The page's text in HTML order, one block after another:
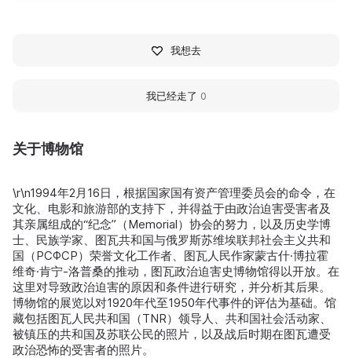
关于博物馆
\r\n1994年2月16日，根据国家国有资产管理委员会的命令，在
文化、电影和旅游部的支持下，并得益于由政治迫害受害者及
其亲属组成的“纪念”（Memorial）协会的努力，以及历史学博
士、民族学家、图瓦共和国与俄罗斯苏维埃联邦社会主义共和
国（РСФСР）荣誉文化工作者、图瓦人民作家蒙古什·博拉霍
维奇·肯宁-洛普桑的推动，图瓦政治迫害史博物馆得以开放。在
这里对导致政治迫害的原因和条件进行研究，并分析其后果。
博物馆的展览以对1920年代至1950年代事件的评估为基础。馆
藏包括图瓦人民共和国（TNR）领导人、共和国社会活动家、
被镇压的共和国及苏联公民的照片，以及战后时期在图瓦遭受
政治恐怖的受害者的照片。
我想去
我已经走了 0